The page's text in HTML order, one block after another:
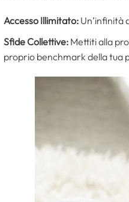
Accesso Illimitato:Un’infinità
Sfide Collettive:Mettiti alla
proprio benchmark della tua